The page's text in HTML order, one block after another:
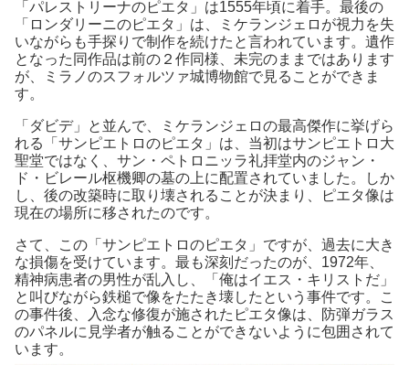
「パレストリーナのピエタ」は1555年頃に着手。最後の
「ロンダリーニのピエタ」は、ミケランジェロが視力を失
いながらも手探りで制作を続けたと言われています。遺作
となった同作品は前の２作同様、未完のままではあります
が、ミラノのスフォルツァ城博物館で見ることができま
す。
「ダビデ」と並んで、ミケランジェロの最高傑作に挙げら
れる「サンピエトロのピエタ」は、当初はサンピエトロ大
聖堂ではなく、サン・ペトロニッラ礼拝堂内のジャン・
ド・ビレール枢機卿の墓の上に配置されていました。しか
し、後の改築時に取り壊されることが決まり、ピエタ像は
現在の場所に移されたのです。
さて、この「サンピエトロのピエタ」ですが、過去に大き
な損傷を受けています。最も深刻だったのが、1972年、
精神病患者の男性が乱入し、「俺はイエス・キリストだ」
と叫びながら鉄槌で像をたたき壊したという事件です。こ
の事件後、入念な修復が施されたピエタ像は、防弾ガラス
のパネルに見学者が触ることができないように包囲されて
います。